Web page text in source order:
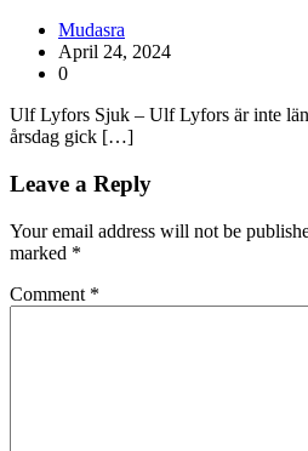
Mudasra
April 24, 2024
0
Ulf Lyfors Sjuk – Ulf Lyfors är inte
årsdag gick […]
Leave a Reply
Your email address will not be
marked *
Comment *